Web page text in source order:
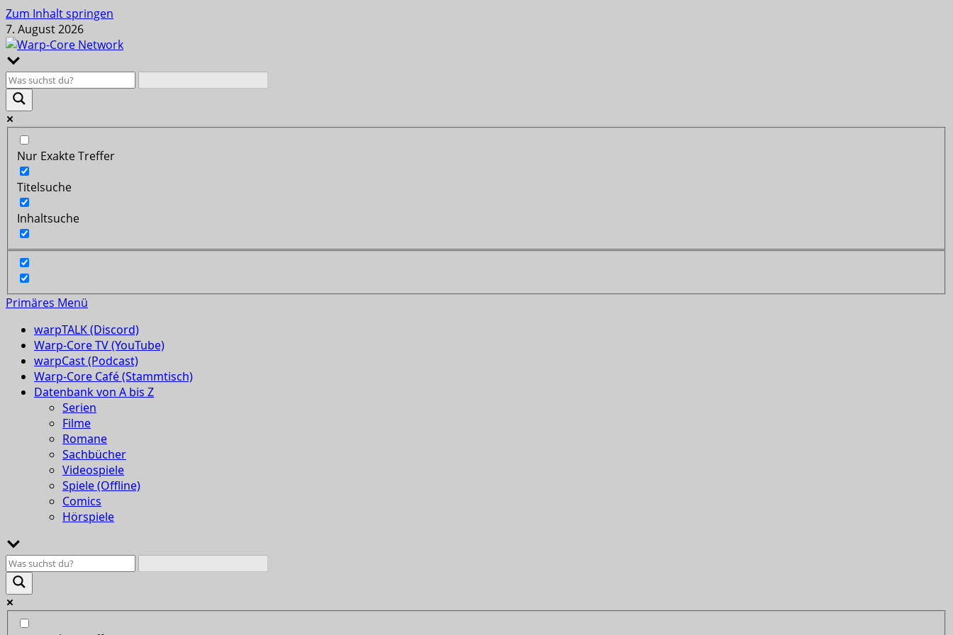
Zum Inhalt springen
7. August 2026
Nur Exakte Treffer
Titelsuche
Inhaltsuche
Primäres Menü
warpTALK (Discord)
Warp-Core TV (YouTube)
warpCast (Podcast)
Warp-Core Café (Stammtisch)
Datenbank von A bis Z
Serien
Filme
Romane
Sachbücher
Videospiele
Spiele (Offline)
Comics
Hörspiele